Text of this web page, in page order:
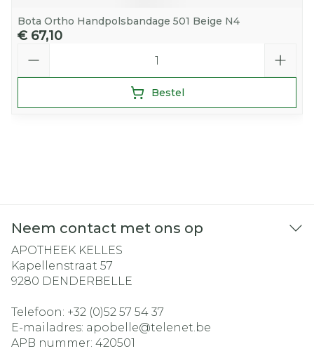
Bota Ortho Handpolsbandage 501 Beige N4
€ 67,10
Bestel
Neem contact met ons op
APOTHEEK KELLES
Kapellenstraat 57
9280 DENDERBELLE
Telefoon: +32 (0)52 57 54 37
E-mailadres: apobelle@telenet.be
APB nummer: 420501